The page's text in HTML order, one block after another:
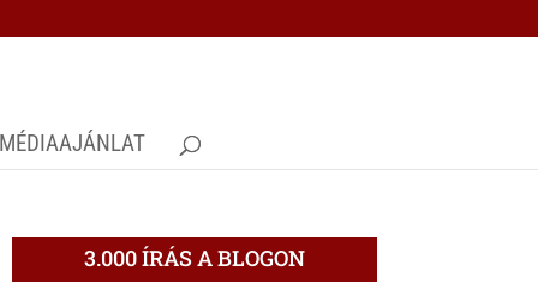
MÉDIAAJÁNLAT
3.000 ÍRÁS A BLOGON